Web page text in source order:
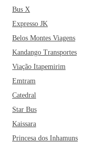
Bus X
Expresso JK
Belos Montes Viagens
Kandango Transportes
Viação Itapemirim
Emtram
Catedral
Star Bus
Kaissara
Princesa dos Inhamuns